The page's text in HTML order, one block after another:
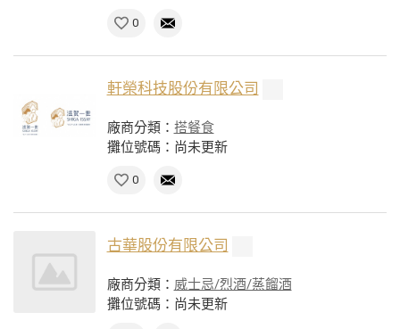
0
軒榮科技股份有限公司
廠商分類： 搭餐食
攤位號碼：尚未更新
0
古華股份有限公司
廠商分類： 威士忌/烈酒/蒸餾酒
攤位號碼：尚未更新